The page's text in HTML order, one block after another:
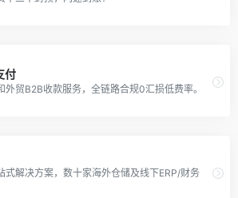
付
外贸B2B收款服务，全链路合规0汇损低费率。
式解决方案，数十家海外仓储及线下ERP/财务